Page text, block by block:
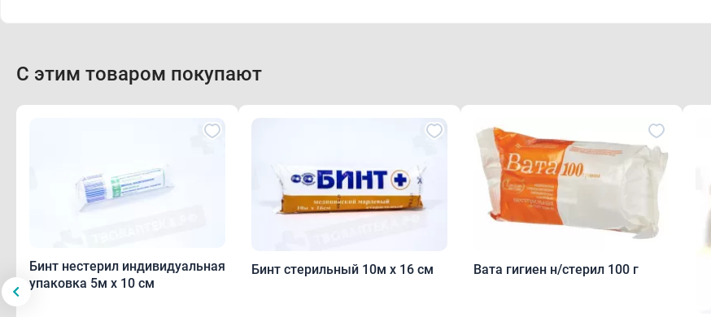
С этим товаром покупают
Бинт нестерил индивидуальная
упаковка 5м х 10 см
Бинт стерильный 10м х 16 см Вата гигиен н/стерил 100 г